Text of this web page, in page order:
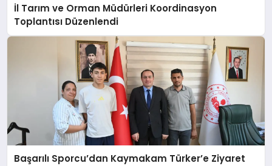
İl Tarım ve Orman Müdürleri Koordinasyon
Toplantısı Düzenlendi
Başarılı Sporcu’dan Kaymakam Türker’e Ziyaret